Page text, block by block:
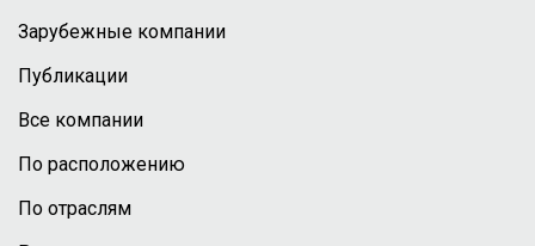
Зарубежные компании
Публикации
Все компании
По расположению
По отраслям